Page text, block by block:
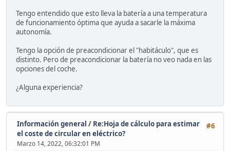
Tengo entendido que esto lleva la batería a una temperatura
de funcionamiento óptima que ayuda a sacarle la máxima
autonomía.
Tengo la opción de preacondicionar el "habitáculo", que es
distinto. Pero de preacondicionar la batería no veo nada en las
opciones del coche.
¿Alguna experiencia?
#6
Información general / Re:Hoja de cálculo para estimar
el coste de circular en eléctrico?
Marzo 14, 2022, 06:32:01 PM